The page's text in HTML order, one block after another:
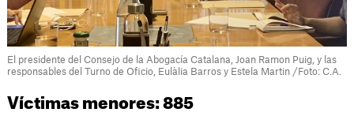
El presidente del Consejo de la Abogacía Catalana, Joan Ramon Puig, y las
responsables del Turno de Oficio, Eulàlia Barros y Estela Martin /Foto: C.A.
Víctimas menores: 885